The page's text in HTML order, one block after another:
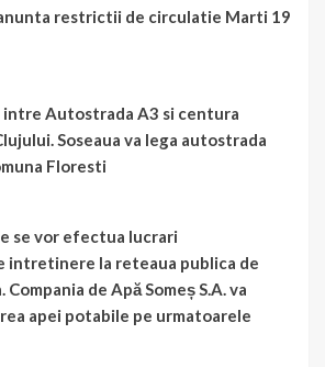
restrictii de circulatie Marti 19
intre Autostrada A3 si centura
Soseaua va lega autostrada
Floresti
se vor efectua lucrari
intretinere la reteaua publica de
de Apă Someș S.A. va
apei potabile pe urmatoarele